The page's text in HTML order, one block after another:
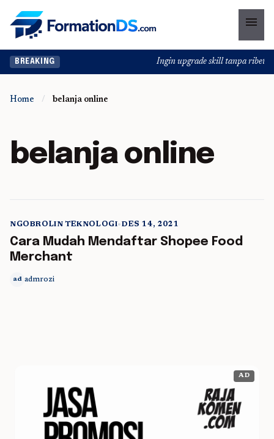
menu
BREAKING Ingin upgrade skill tanpa ribet?
Home / belanja online
belanja online
5 min read
NGOBROLIN TEKNOLOGI•DES 14, 2021
Cara Mudah Mendaftar Shopee Food
Merchant
ad admrozi
AD